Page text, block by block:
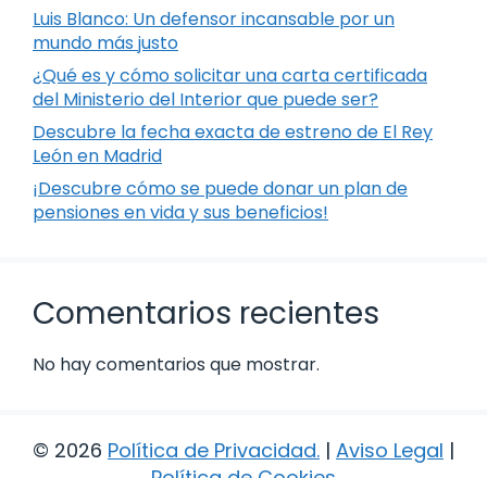
Luis Blanco: Un defensor incansable por un
mundo más justo
¿Qué es y cómo solicitar una carta certificada
del Ministerio del Interior que puede ser?
Descubre la fecha exacta de estreno de El Rey
León en Madrid
¡Descubre cómo se puede donar un plan de
pensiones en vida y sus beneficios!
Comentarios recientes
No hay comentarios que mostrar.
© 2026 Política de Privacidad. | Aviso Legal |